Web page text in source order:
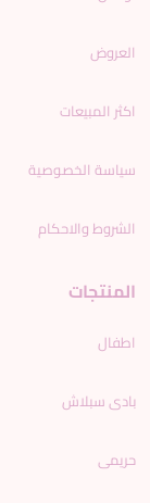
العروض
اكثر المبيعات
سياسة الخصوصية
الشروط والاحكام
المنتجات
اطفال
بادى سبلاش
حريمى